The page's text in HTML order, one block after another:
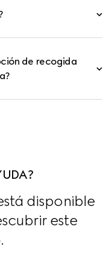
de recogida
disponible
este